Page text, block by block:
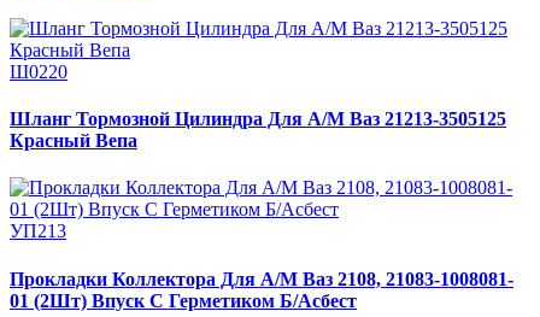
Ш0220
Шланг Тормозной Цилиндра Для А/М Ваз 21213-3505125
Красный Вепа
УП213
Прокладки Коллектора Для А/М Ваз 2108, 21083-1008081-
01 (2Шт) Впуск С Герметиком Б/Асбест